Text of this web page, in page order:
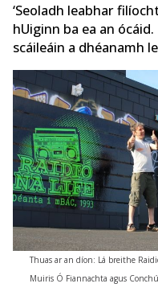
‘Seoladh leabhar
hUiginn ba ea an
scáileáin a dhéanamh
Thuas ar an díon: Lá breithe
Muiris Ó Fiannachta agus